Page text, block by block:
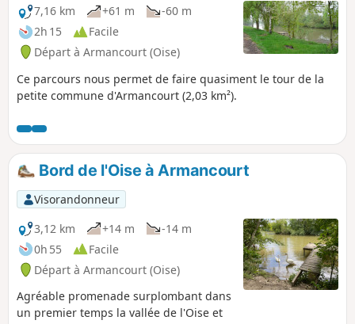
7,16 km
+61 m
-60 m
2h 15
Facile
Départ à Armancourt (Oise)
Ce parcours nous permet de faire quasiment le tour de la
petite commune d'Armancourt (2,03 km²).
Bord de l'Oise à Armancourt
Visorandonneur
3,12 km
+14 m
-14 m
0h 55
Facile
Départ à Armancourt (Oise)
Agréable promenade surplombant dans
un premier temps la vallée de l'Oise et